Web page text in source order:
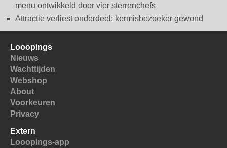
menu ontwikkeld door vier sterrenchefs
Attractie verliest onderdeel: kermisbezoeker gewond
Looopings
Nieuws
Wachttijden
Webshop
About
Voorkeuren
Privacy
Extern
Looopings-app